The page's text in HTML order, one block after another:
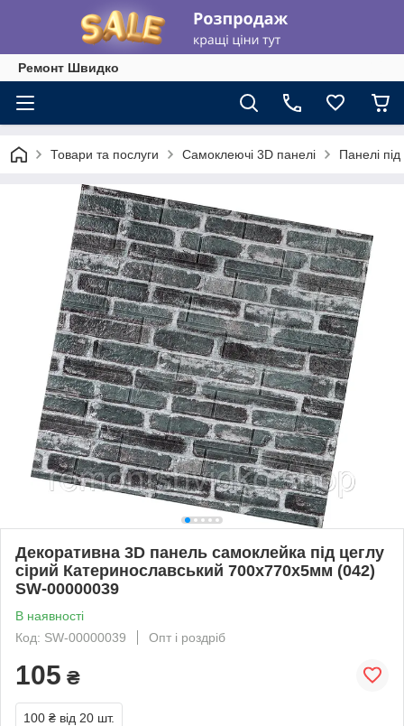
Ремонт Швидко
Товари та послуги Самоклеючі 3D панелі Панелі
Декоративна 3D панель самоклейка під цеглу
сірий Катеринославський 700х770х5мм (042)
SW-00000039
В наявності
Код: SW-00000039
Опт і роздріб
105 ₴
100 ₴ від 20 шт.